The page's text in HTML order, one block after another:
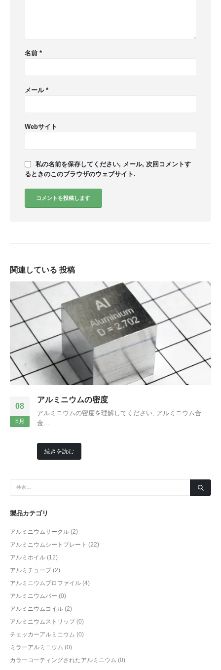
名前 *
メール *
Webサイト
私の名前を保存してください, メール, 次回コメントす
るときのこのブラウザのウェブサイト.
関連している 投稿
08
5月
アルミニウムの密度
アルミニウムの密度を理解してください, アルミニウム合
金...
続きを読む
製品カテゴリ
アルミニウムサークル (2)
アルミニウムシートプレート (22)
アルミホイル (12)
アルミチューブ (2)
アルミニウムプロファイル (4)
アルミニウムバー (0)
アルミニウムコイル (2)
アルミニウムストリップ (0)
チェッカーアルミニウム (0)
ミラーアルミニウム (0)
カラーコーティングされたアルミニウム (0)